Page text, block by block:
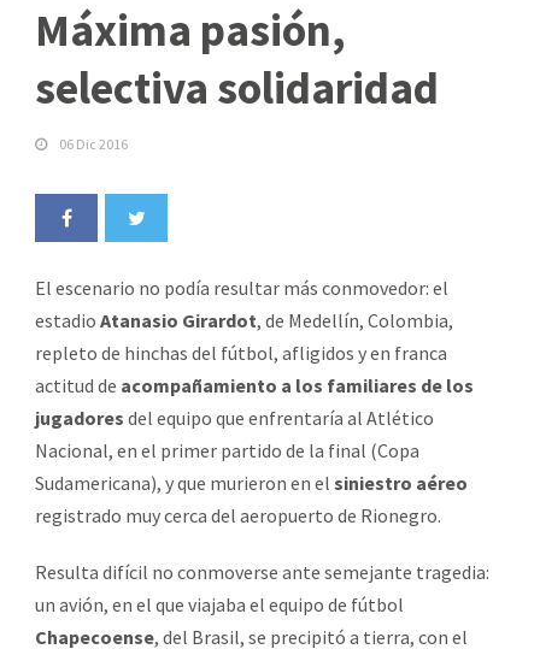
Máxima pasión,
selectiva solidaridad
06 Dic 2016
El escenario no podía resultar más conmovedor: el
estadio Atanasio Girardot, de Medellín, Colombia,
repleto de hinchas del fútbol, afligidos y en franca
actitud de acompañamiento a los familiares de los
jugadores del equipo que enfrentaría al Atlético
Nacional, en el primer partido de la final (Copa
Sudamericana), y que murieron en el siniestro aéreo
registrado muy cerca del aeropuerto de Rionegro.
Resulta difícil no conmoverse ante semejante tragedia:
un avión, en el que viajaba el equipo de fútbol
Chapecoense, del Brasil, se precipitó a tierra, con el